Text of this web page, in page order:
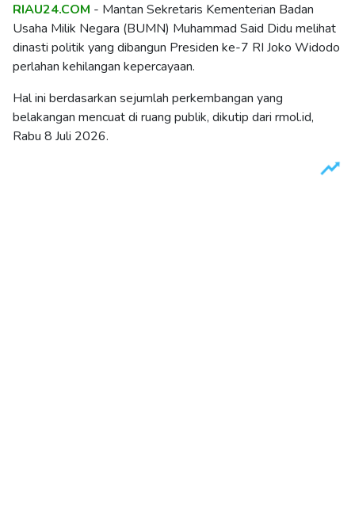
RIAU24.COM - Mantan Sekretaris Kementerian Badan
Usaha Milik Negara (BUMN) Muhammad Said Didu melihat
dinasti politik yang dibangun Presiden ke-7 RI Joko Widodo
perlahan kehilangan kepercayaan.
Hal ini berdasarkan sejumlah perkembangan yang
belakangan mencuat di ruang publik, dikutip dari rmol.id,
Rabu 8 Juli 2026.